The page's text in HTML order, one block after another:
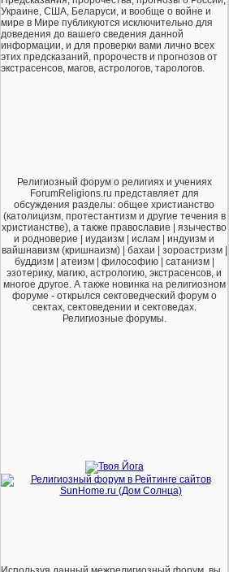
Украине, США, Беларуси, и вообще о войне и
мире в Мире публикуются исключительно для
доведения до вашего сведения данной
информации, и для проверки вами лично всех
этих предсказаний, пророчеств и прогнозов от
экстрасенсов, магов, астрологов, тарологов.
Религиозный форум о религиях и учениях
ForumReligions.ru представляет для
обсуждения разделы: общее христианство
(католицизм, протестантизм и другие течения в
христианстве), а также православие | язычество
и родноверие | иудаизм | ислам | индуизм и
вайшнавизм (кришнаизм) | бахаи | зороастризм |
буддизм | атеизм | философию | сатанизм |
эзотерику, магию, астрологию, экстрасенсов, и
многое другое. А также новинка на религиозном
форуме - открылся сектоведческий форум о
сектах, сектоведении и сектоведах.
Религиозные форумы.